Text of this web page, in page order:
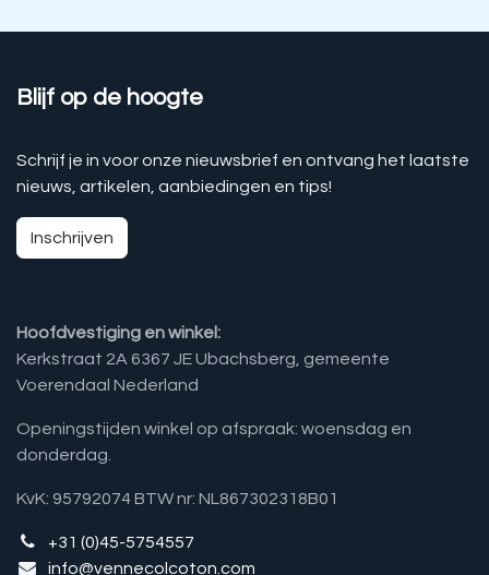
Blijf op de hoogte
Schrijf je in voor onze nieuwsbrief en ontvang het laatste
nieuws, artikelen, aanbiedingen en tips!
Inschrijven
Hoofdvestiging en winkel:
Kerkstraat 2A 6367 JE Ubachsberg, gemeente
Voerendaal Nederland
Openingstijden winkel op afspraak: woensdag en
donderdag.
KvK: 95792074 BTW nr: NL867302318B01
+31 (0)45-5754557
info@vennecolcoton.com